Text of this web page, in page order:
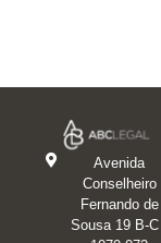
Avenida
Conselheiro
Fernando de
Sousa 19 B-C